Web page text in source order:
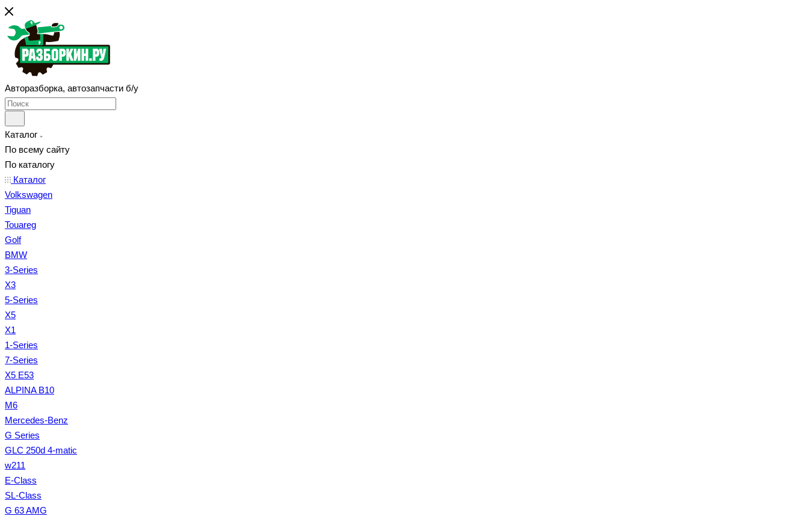
Авторазборка, автозапчасти б/у
Каталог
По всему сайту
По каталогу
Каталог
Volkswagen
Tiguan
Touareg
Golf
BMW
3-Series
X3
5-Series
X5
X1
1-Series
7-Series
X5 E53
ALPINA B10
M6
Mercedes-Benz
G Series
GLC 250d 4-matic
w211
E-Class
SL-Class
G 63 AMG